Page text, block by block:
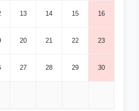
13 14 15 16
20 21 22 23
27 28 29 30